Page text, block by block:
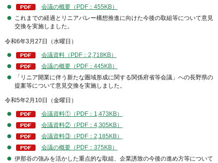
会議の概要（PDF：455KB）
これまでの経過とリニアバレー構想推進に向けた今後の取組等について意見
交換を実施しました。
令和6年3月27日（水曜日）
会議資料（PDF：2,718KB）
会議の概要（PDF：445KB）
「リニア開業に伴う新たな圏域形成に関する関係府省等会議」への長野県の
提案等について意見交換を実施しました。
令和5年2月10日（金曜日）
会議資料①（PDF：1,473KB）
会議資料②（PDF：4,305KB）
会議資料③（PDF：2,185KB）
会議の概要（PDF：375KB）
伊那谷の強みを活かした重点的な取組、企業誘致の今後の進め方等について